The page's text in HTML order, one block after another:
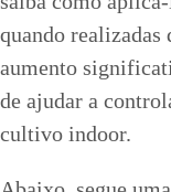
quando realizadas
aumento
de ajudar a
cultivo indoor.